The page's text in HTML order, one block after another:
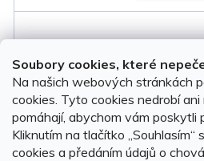
Soubory cookies, které
Na našich webových stránkách
cookies. Tyto cookies nedrobí
pomáhají, abychom vám poskytli
Kliknutím na tlačítko ,,Souhlasím“
cookies a předáním údajů o